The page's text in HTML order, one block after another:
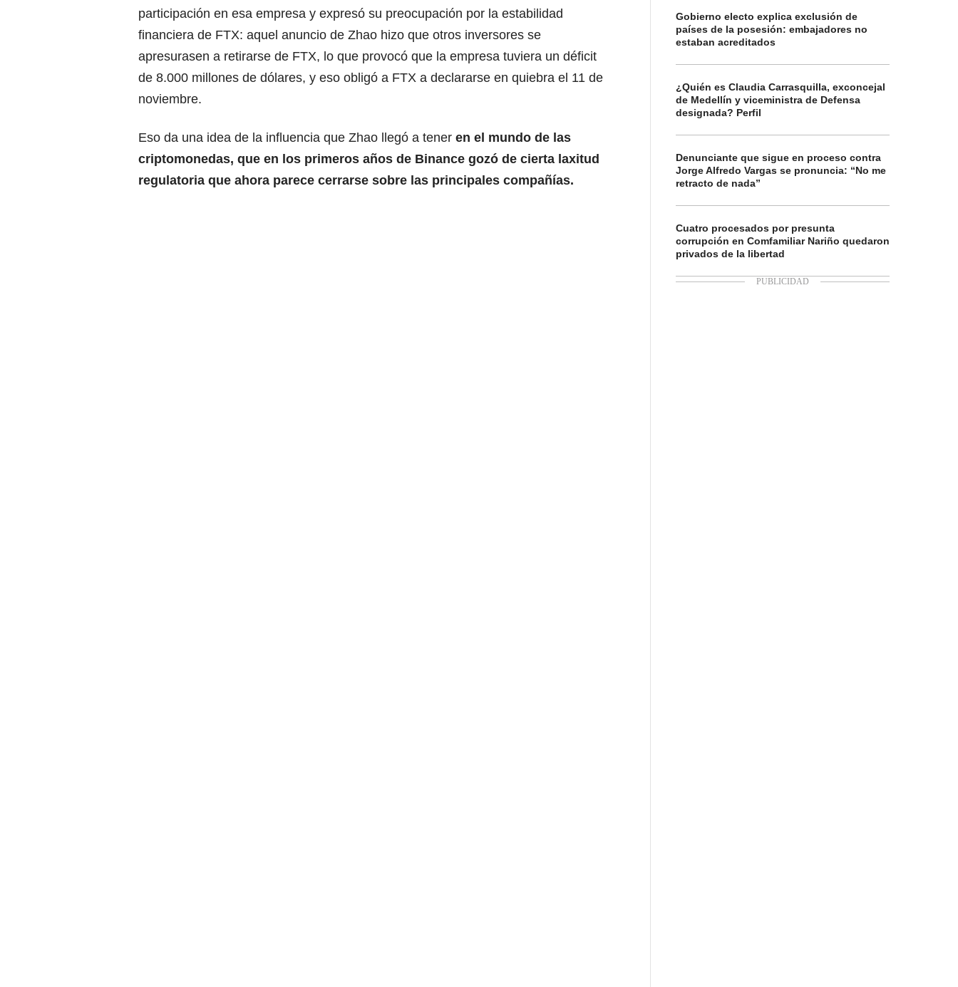
participación en esa empresa y expresó su preocupación por la estabilidad
financiera de FTX: aquel anuncio de Zhao hizo que otros inversores se
apresurasen a retirarse de FTX, lo que provocó que la empresa tuviera un déficit
de 8.000 millones de dólares, y eso obligó a FTX a declararse en quiebra el 11 de
noviembre.
Eso da una idea de la influencia que Zhao llegó a tener en el mundo de las
criptomonedas, que en los primeros años de Binance gozó de cierta laxitud
regulatoria que ahora parece cerrarse sobre las principales compañías.
Gobierno electo explica exclusión de
países de la posesión: embajadores no
estaban acreditados
¿Quién es Claudia Carrasquilla, exconcejal
de Medellín y viceministra de Defensa
designada? Perfil
Denunciante que sigue en proceso contra
Jorge Alfredo Vargas se pronuncia: “No me
retracto de nada”
Cuatro procesados por presunta
corrupción en Comfamiliar Nariño quedaron
privados de la libertad